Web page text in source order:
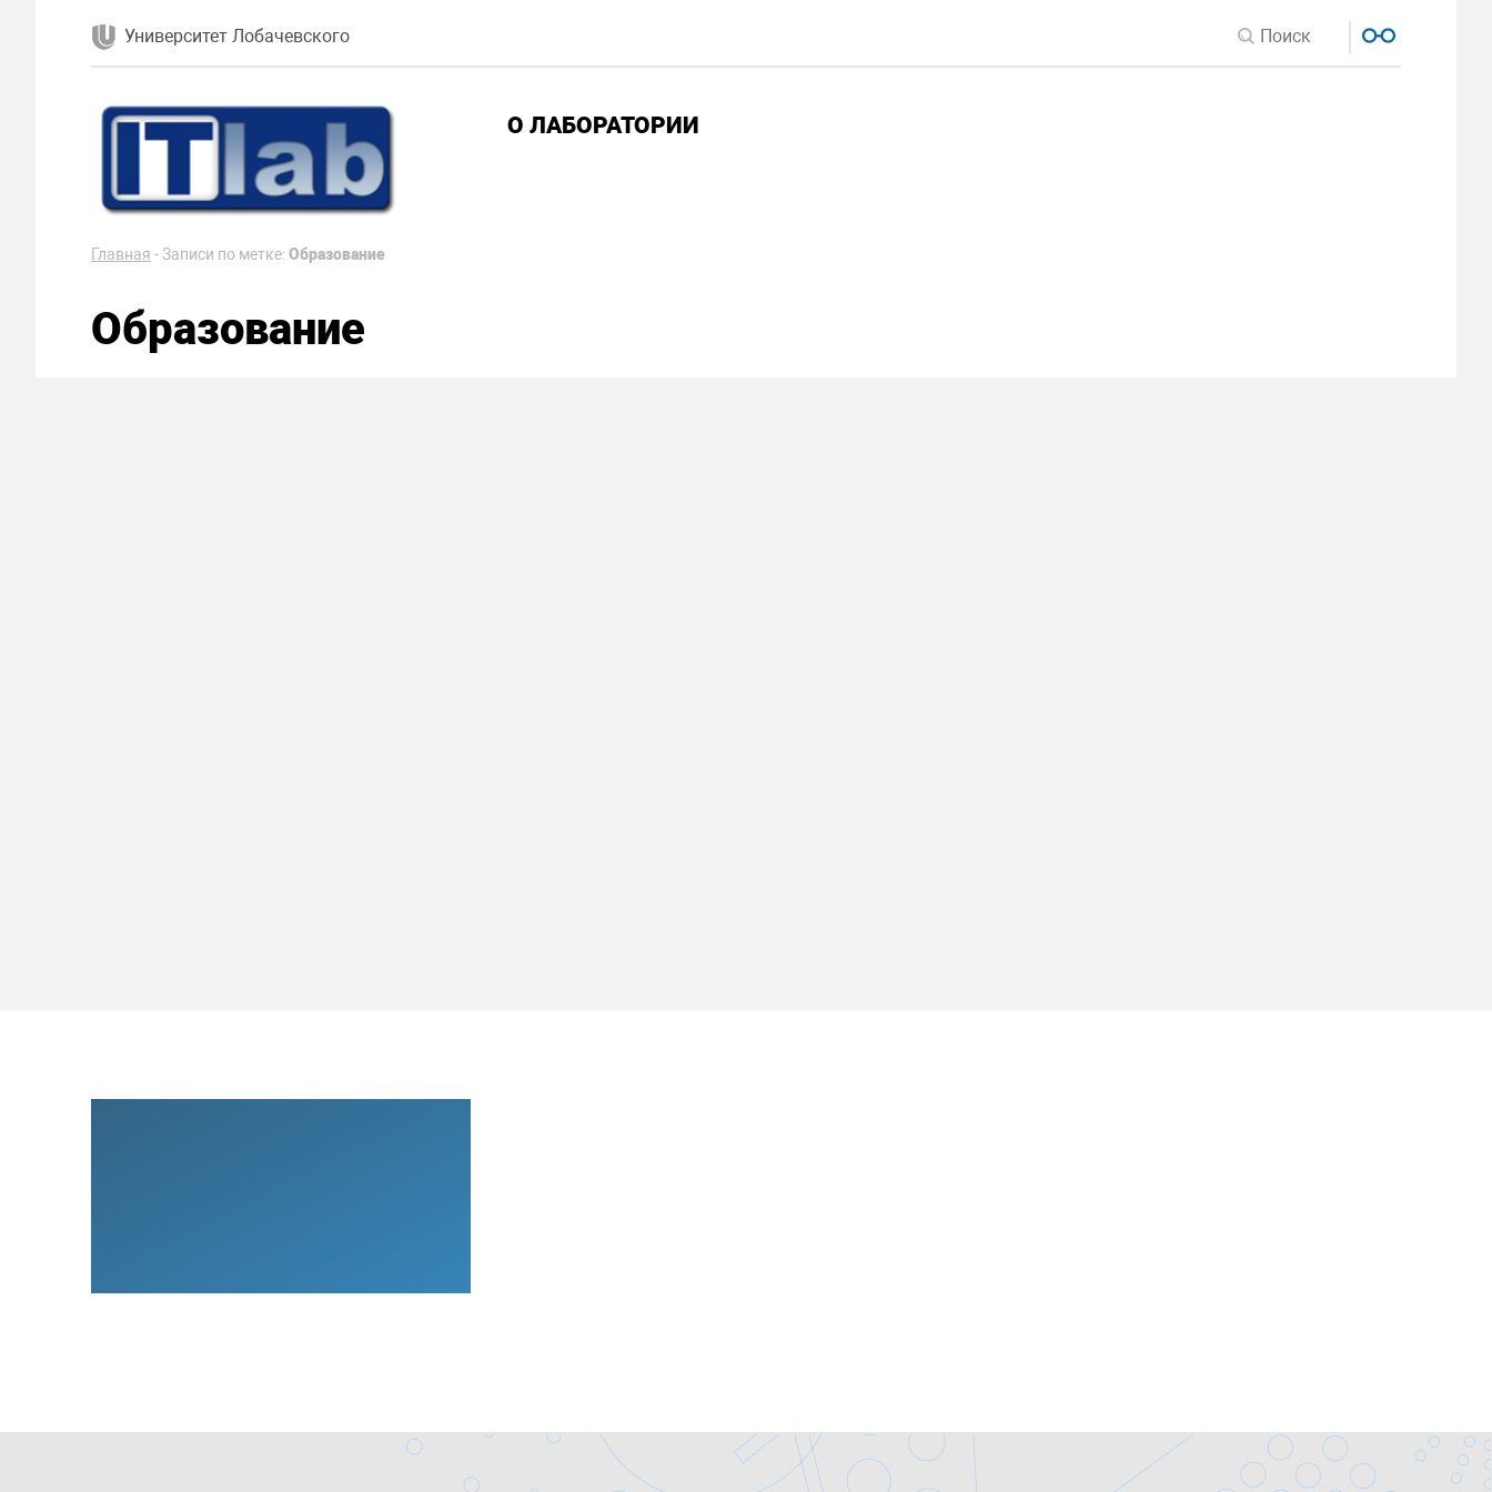
Университет Лобачевского
О ЛАБОРАТОРИИ
Главная -Записи по метке: Образование
Образование